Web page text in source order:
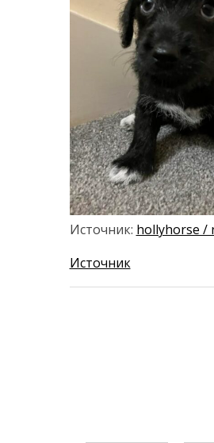
Источник: hollyhorse /
Источник